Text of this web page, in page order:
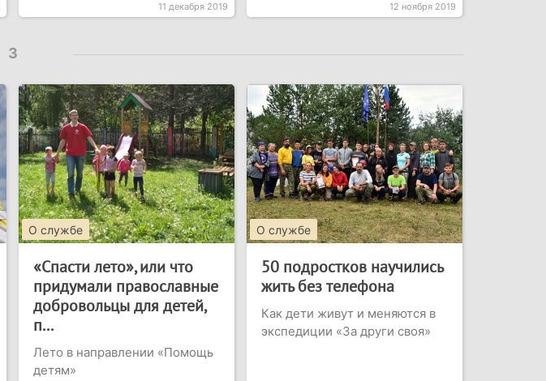
11 декабря 2019 12 ноября 2019
3
О службе
«Спасти лето», или что
придумали православные
добровольцы для детей,
п...
Лето в направлении «Помощь
детям»
О службе
50 подростков научились
жить без телефона
Как дети живут и меняются в
экспедиции «За други своя»